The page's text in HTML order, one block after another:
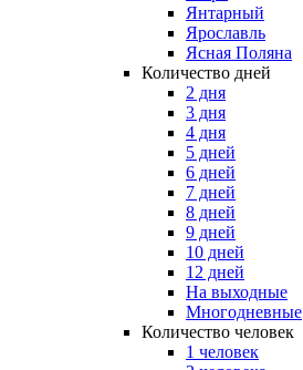
Янтарный
Ярославль
Ясная Поляна
Количество дней
2 дня
3 дня
4 дня
5 дней
6 дней
7 дней
8 дней
9 дней
10 дней
12 дней
На выходные
Многодневные
Количество человек
1 человек